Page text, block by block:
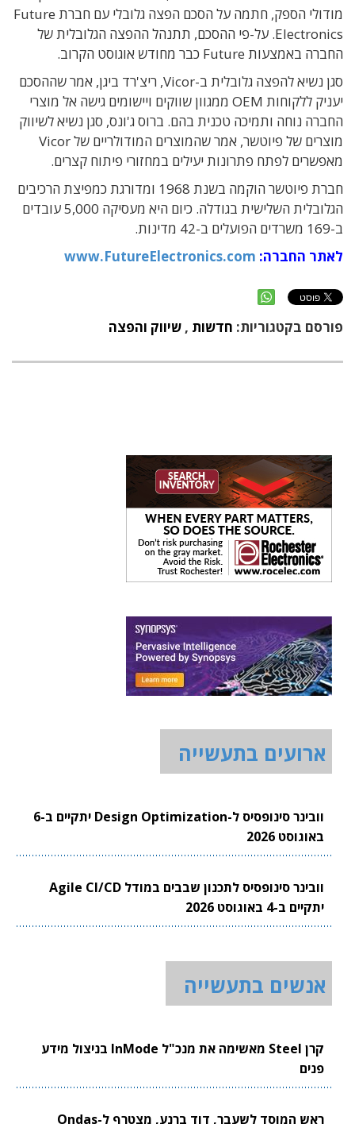
מודולי הספק, חתמה על הסכם הפצה גלובלי עם חברת Future
Electronics. על-פי ההסכם, תתנהל ההפצה הגלובלית של
החברה באמצעות Future כבר מחודש אוגוסט הקרוב.
סגן נשיא להפצה גלובלית ב-Vicor, ריצ'רד ביגן, אמר שההסכם
יעניק ללקוחות OEM ממגוון שווקים ויישומים גישה אל מוצרי
החברה נוחה ותמיכה טכנית בהם. ברוס ג'ונס, סגן נשיא לשיווק
מוצרים של פיוטשר, אמר שהמוצרים המודולריים של Vicor
מאפשרים לפתח פתרונות יעילים במחזורי פיתוח קצרים.
חברת פיוטשר הוקמה בשנת 1968 ומדורגת כמפיצת הרכיבים
הגלובלית השלישית בגודלה. כיום היא מעסיקה 5,000 עובדים
ב-169 משרדים הפועלים ב-42 מדינות.
לאתר החברה: www.FutureElectronics.com
פורסם בקטגוריות: חדשות , שיווק והפצה
ארועים בתעשייה
וובינר סינופסיס ל-Design Optimization יתקיים ב-6
באוגוסט 2026
וובינר סינופסיס לתכנון שבבים במודל Agile CI/CD
יתקיים ב-4 באוגוסט 2026
אנשים בתעשייה
קרן Steel מאשימה את מנכ"ל InMode בניצול מידע
פנים
ראש המוסד לשעבר, דוד ברנע, מצטרף ל-Ondas